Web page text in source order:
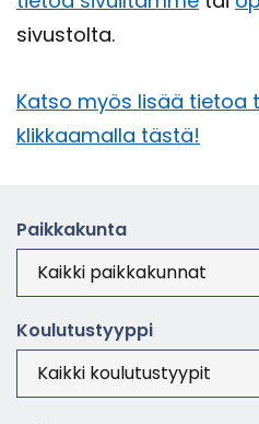
sivustolta.
Katso myös lisää tie­toa
klik­kaa­mal­la tästä!
Paik­ka­kun­ta
Kou­lu­tus­tyyp­pi